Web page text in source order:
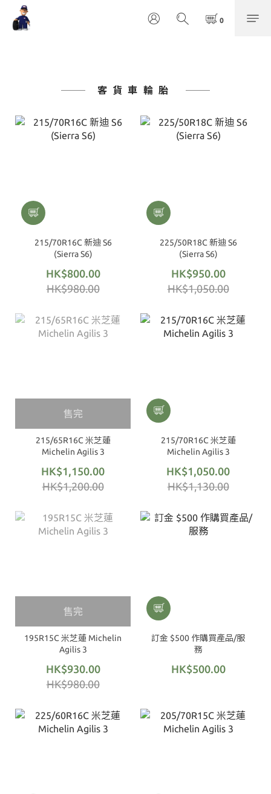
客貨車輪胎
215/70R16C 新迪 S6
(Sierra S6)
HK$800.00
HK$980.00
225/50R18C 新迪 S6
(Sierra S6)
HK$950.00
HK$1,050.00
售完
215/65R16C 米芝蓮
Michelin Agilis 3
HK$1,150.00
HK$1,200.00
215/70R16C 米芝蓮
Michelin Agilis 3
HK$1,050.00
HK$1,130.00
售完
195R15C 米芝蓮 Michelin
Agilis 3
HK$930.00
HK$980.00
訂金 $500 作購買產品/服
務
HK$500.00